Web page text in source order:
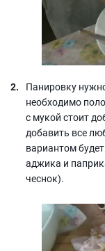
Панировку
необходимо
с мукой стоит
добавить все
вариантом
аджика и
чеснок).